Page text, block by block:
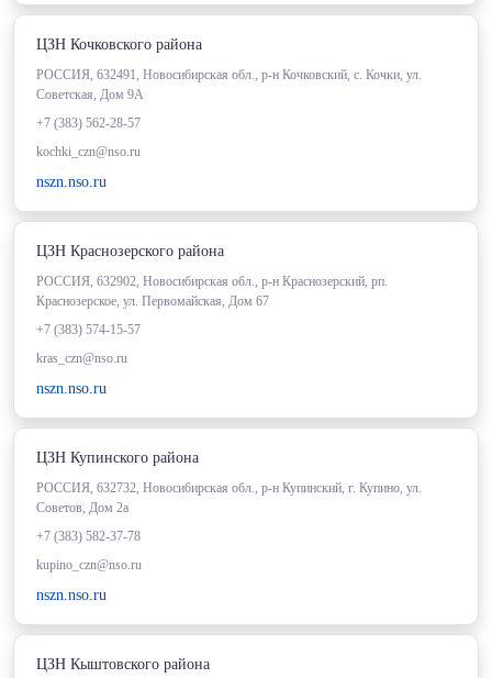
ЦЗН Кочковского района
РОССИЯ, 632491, Новосибирская обл., р-н Кочковский, с. Кочки, ул.
Советская, Дом 9А
+7 (383) 562-28-57
kochki_czn@nso.ru
nszn.nso.ru
ЦЗН Краснозерского района
РОССИЯ, 632902, Новосибирская обл., р-н Краснозерский, рп.
Краснозерское, ул. Первомайская, Дом 67
+7 (383) 574-15-57
kras_czn@nso.ru
nszn.nso.ru
ЦЗН Купинского района
РОССИЯ, 632732, Новосибирская обл., р-н Купинский, г. Купино, ул.
Советов, Дом 2а
+7 (383) 582-37-78
kupino_czn@nso.ru
nszn.nso.ru
ЦЗН Кыштовского района